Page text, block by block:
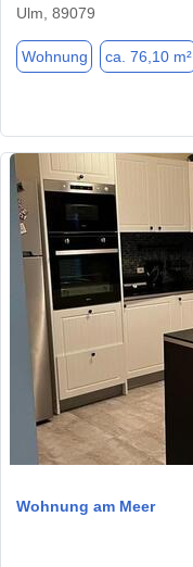
Ulm, 89079
Wohnung ca. 76,10 m²
Wohnung am Meer